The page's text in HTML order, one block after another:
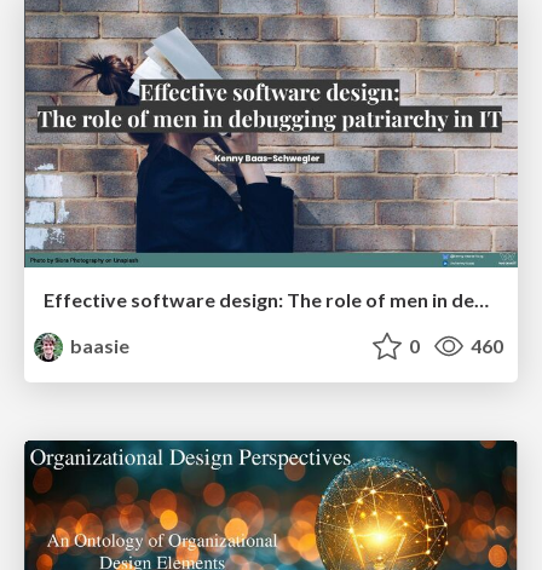
Effective software design: The role of men in debugging patriarchy in IT @ Voxxed Days AMS
baasie
0 460